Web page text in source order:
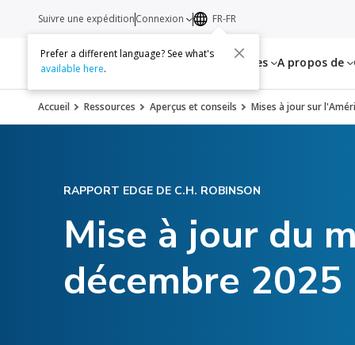
Services Ressources A propos de
Suivre une expéditionConnexion FR-FR
Prefer a different language? See what's
available here.
Accueil Ressources Aperçus et conseils Mises à jour sur
RAPPORT EDGE DE C.H. ROBINSON
Mise à jour du
décembre 2025